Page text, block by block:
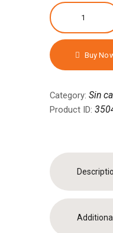
I
am
Going!
quantity
Buy
Category: Sin
Product ID: